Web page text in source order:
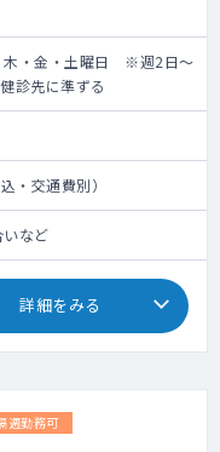
木・金・土曜日 ※週2日～
先に準ずる
・交通費別）
など
詳細をみる
週勤務可